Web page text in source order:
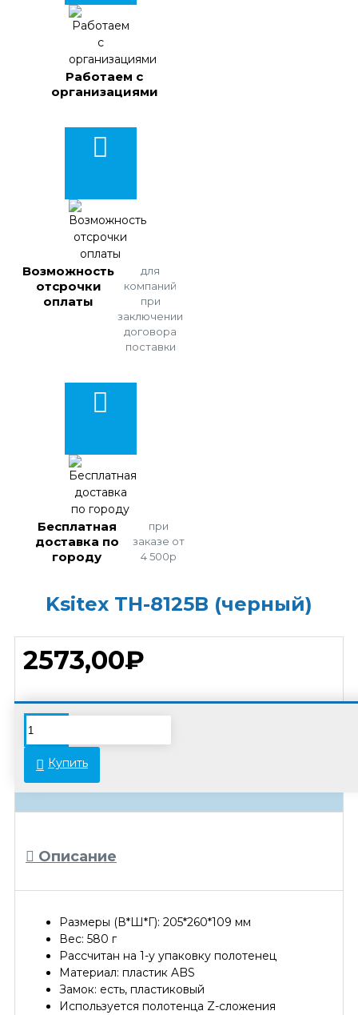
Работаем с
организациями
Возможность
отсрочки
оплаты
для
компаний
при
заключении
договора
поставки
Бесплатная
доставка по
городу
при
заказе от
4 500р
Ksitex TH-8125B (черный)
2573,00₽
Купить
В связи с переоценкой товара стоимость
некоторых позиций может отличаться от
указанной на сайте. Просьба уточнять
актуальные цены у менеджеров.
Описание
Размеры (В*Ш*Г): 205*260*109 мм
Вес: 580 г
Рассчитан на 1-у упаковку полотенец
Материал: пластик ABS
Замок: есть, пластиковый
Используется полотенца Z-сложения